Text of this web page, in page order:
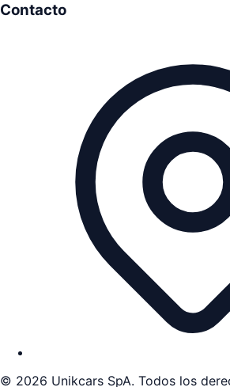
Contacto
© 2026 Unikcars SpA. Todos los